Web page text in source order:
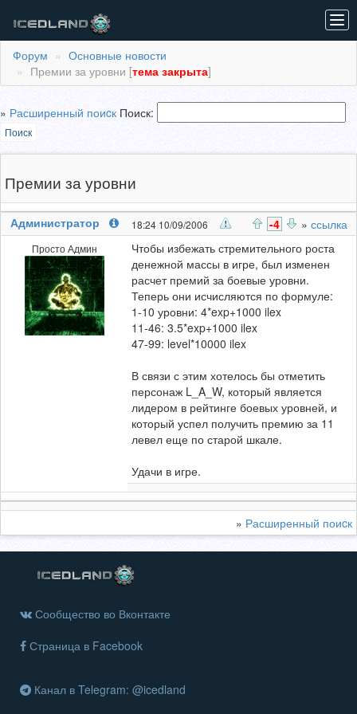
Форум
Основные новости
Премии за уровни [тема закрыта]
» Расширенный поиcк Поиск:
Поиск
Премии за уровни
Администратор 18:24 10/09/2006 -4 » ссылка
Просто Админ
Чтобы избежать стремительного роста
денежной массы в игре, был изменен
расчет премий за боевые уровни.
Теперь они исчисляются по формуле:
1-10 уровни: 4*exp+1000 ilex
11-46: 3.5*exp+1000 ilex
47-99: level*10000 ilex
В связи с этим хотелось бы отметить
персонаж L_A_W, который является
лидером в рейтинге боевых уровней, и
который успел получить премию за 11
левел еще по старой шкале.
Удачи в игре.
» Расширенный поиcк
Сообщество во Вконтакте
Страница в Facebook
Канал в Telegram: @icedland